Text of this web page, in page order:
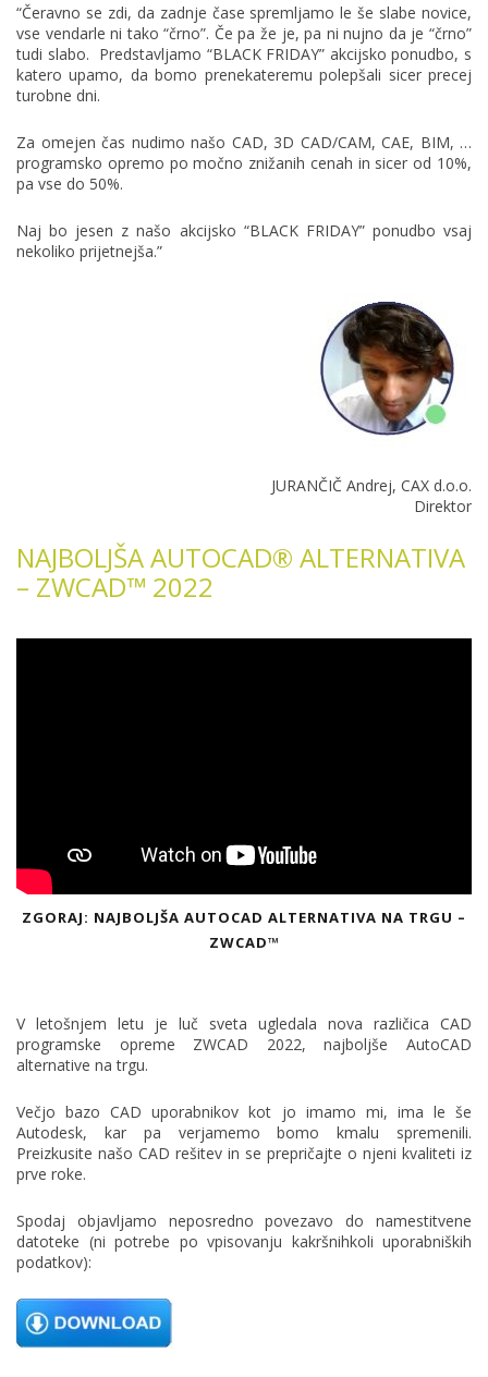
“Čeravno se zdi, da zadnje čase spremljamo le še slabe novice,
vse vendarle ni tako “črno”. Če pa že je, pa ni nujno da je “črno”
tudi slabo. Predstavljamo “BLACK FRIDAY” akcijsko ponudbo, s
katero upamo, da bomo prenekateremu polepšali sicer precej
turobne dni.
Za omejen čas nudimo našo CAD, 3D CAD/CAM, CAE, BIM, …
programsko opremo po močno znižanih cenah in sicer od 10%,
pa vse do 50%.
Naj bo jesen z našo akcijsko “BLACK FRIDAY” ponudbo vsaj
nekoliko prijetnejša.”
JURANČIČ Andrej, CAX d.o.o.
Direktor
NAJBOLJŠA AUTOCAD® ALTERNATIVA
– ZWCAD™ 2022
ZGORAJ: NAJBOLJŠA AUTOCAD ALTERNATIVA NA TRGU –
ZWCAD™
V letošnjem letu je luč sveta ugledala nova različica CAD
programske opreme ZWCAD 2022, najboljše AutoCAD
alternative na trgu.
Večjo bazo CAD uporabnikov kot jo imamo mi, ima le še
Autodesk, kar pa verjamemo bomo kmalu spremenili.
Preizkusite našo CAD rešitev in se prepričajte o njeni kvaliteti iz
prve roke.
Spodaj objavljamo neposredno povezavo do namestitvene
datoteke (ni potrebe po vpisovanju kakršnihkoli uporabniških
podatkov):